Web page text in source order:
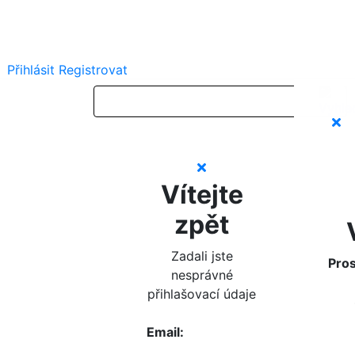
Přihlásit Registrovat
Vítejte
zpět
Zadali jste
nesprávné
přihlašovací údaje
Email: